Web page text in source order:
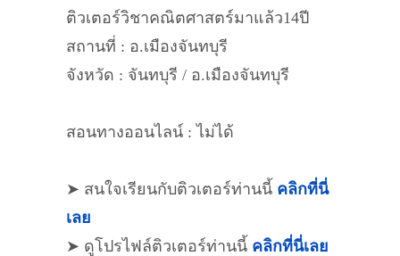
ติวเตอร์วิชาคณิตศาสตร์​มาแล้ว14ปี
สถานที่ : อ.เมือง​จันทบุรี​
จังหวัด : จันทบุรี / อ.เมือง​จันทบุรี​
สอนทางออนไลน์ : ไม่ได้
➤ สนใจเรียนกับติวเตอร์ท่านนี้ คลิกที่นี่
เลย
➤ ดูโปรไฟล์ติวเตอร์ท่านนี้ คลิกที่นี่เลย